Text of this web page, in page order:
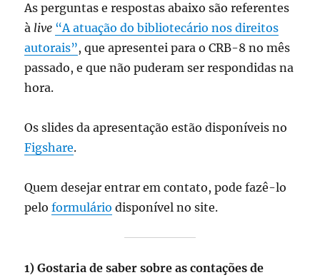
As perguntas e respostas abaixo são referentes
à live “A atuação do bibliotecário nos direitos
autorais”, que apresentei para o CRB-8 no mês
passado, e que não puderam ser respondidas na
hora.
Os slides da apresentação estão disponíveis no
Figshare.
Quem desejar entrar em contato, pode fazê-lo
peloformulário disponível no site.
1) ​Gostaria de saber sobre as contações de